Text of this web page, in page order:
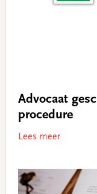
Advocaat
procedure
Lees meer